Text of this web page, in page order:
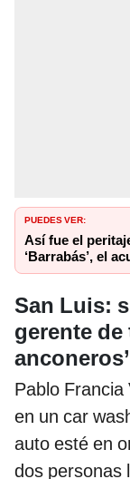
Puedes ver:
Así fue el
‘Barrabás’, el
San Luis:
gerente de
anconeros’
Pablo
en un car
auto esté en
dos personas